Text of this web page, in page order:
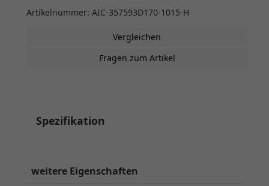
Artikelnummer: AIC-357593D170-1015-H
Vergleichen
Fragen zum Artikel
Spezifikation
weitere Eigenschaften